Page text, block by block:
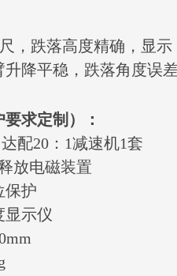
，跌落高度精确，显示
降平稳，跌落角度误
求定制）：
配20：1减速机1套
放电磁装置
保护
示仪